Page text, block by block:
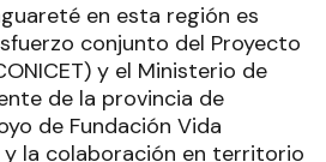
en esta región es
conjunto del Proyecto
y el Ministerio de
de la provincia de
de Fundación Vida
la colaboración en territorio